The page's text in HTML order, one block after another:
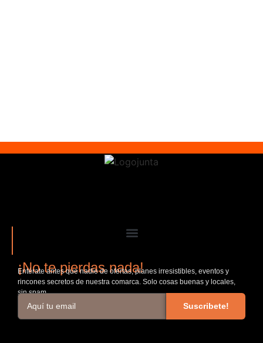
¡No te pierdas nada!
Entérate antes que nadie de ofertas, planes irresistibles, eventos y
rincones secretos de nuestra comarca. Solo cosas buenas y locales,
sin spam.
Suscribete!